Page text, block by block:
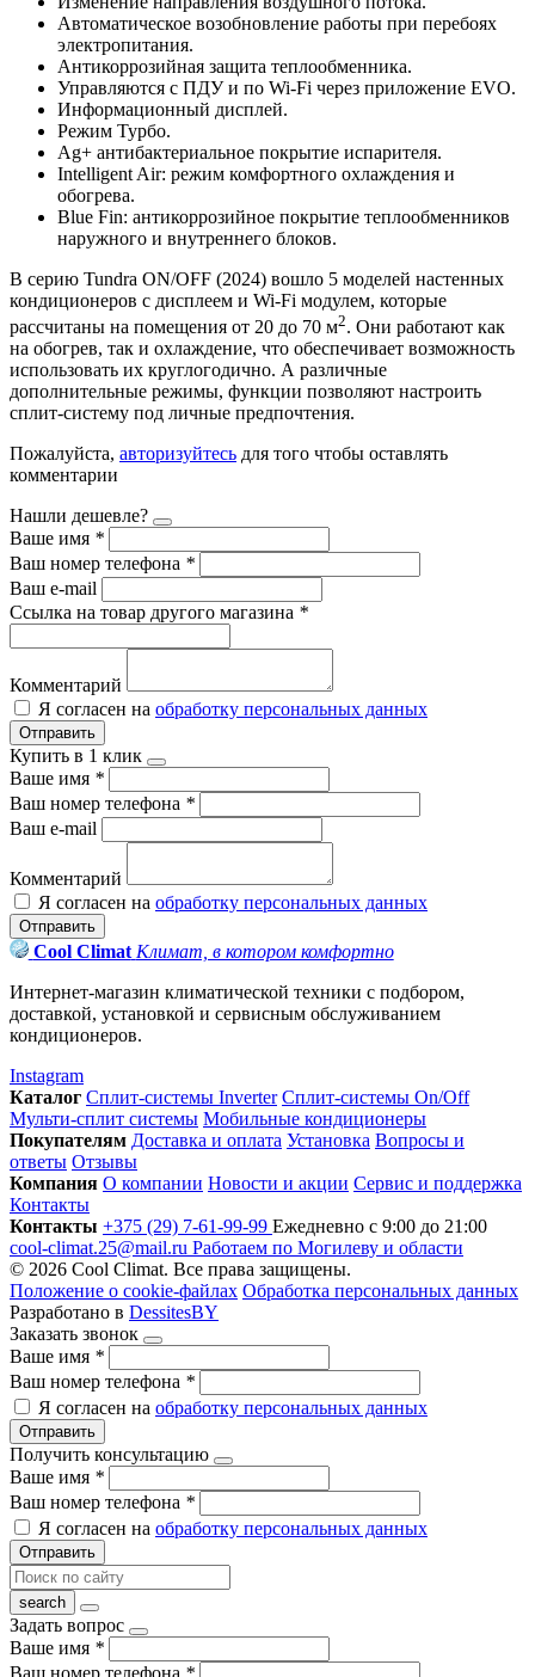
Автоматическое возобновление работы при перебоях
электропитания.
Антикоррозийная защита теплообменника.
Управляются с ПДУ и по Wi-Fi через приложение EVO.
Информационный дисплей.
Режим Турбо.
Ag+ антибактериальное покрытие испарителя.
Intelligent Air: режим комфортного охлаждения и
обогрева.
Blue Fin: антикоррозийное покрытие теплообменников
наружного и внутреннего блоков.
В серию Tundra ON/OFF (2024) вошло 5 моделей настенных
кондиционеров с дисплеем и Wi-Fi модулем, которые
рассчитаны на помещения от 20 до 70 м2. Они работают как
на обогрев, так и охлаждение, что обеспечивает возможность
использовать их круглогодично. А различные
дополнительные режимы, функции позволяют настроить
сплит-систему под личные предпочтения.
Пожалуйста, авторизуйтесь для того чтобы оставлять
комментарии
Нашли дешевле?
Ваше имя *
Ваш номер телефона *
Ваш e-mail
Ссылка на товар другого магазина *
Комментарий
Я согласен на обработку персональных данных
Отправить
Купить в 1 клик
Ваше имя *
Ваш номер телефона *
Ваш e-mail
Комментарий
Я согласен на обработку персональных данных
Отправить
Cool Climat Климат, в котором комфортно
Интернет-магазин климатической техники с подбором,
доставкой, установкой и сервисным обслуживанием
кондиционеров.
Instagram
Каталог Сплит-системы Inverter Сплит-системы On/Off
Мульти-сплит системы Мобильные кондиционеры
Покупателям Доставка и оплата Установка Вопросы и
ответы Отзывы
Компания О компании Новости и акции Сервис и поддержка
Контакты
Контакты +375 (29) 7-61-99-99 Ежедневно с 9:00 до 21:00
cool-climat.25@mail.ru Работаем по Могилеву и области
© 2026 Cool Climat. Все права защищены.
Положение о cookie-файлах Обработка персональных данных
Разработано в DessitesBY
Заказать звонок
Ваше имя *
Ваш номер телефона *
Я согласен на обработку персональных данных
Отправить
Получить консультацию
Ваше имя *
Ваш номер телефона *
Я согласен на обработку персональных данных
Отправить
Задать вопрос
Ваше имя *
Ваш номер телефона *